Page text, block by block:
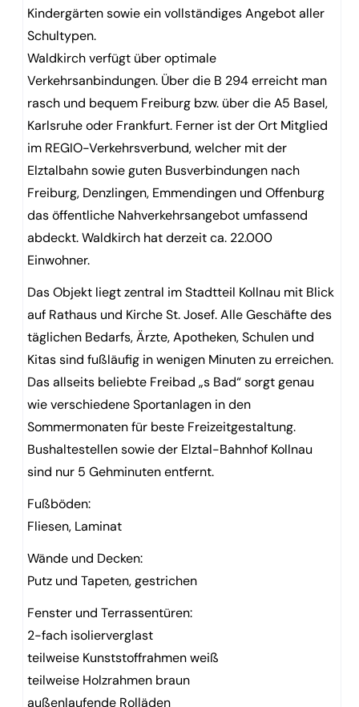
Kindergärten sowie ein vollständiges Angebot aller
Schultypen.
Waldkirch verfügt über optimale
Verkehrsanbindungen. Über die B 294 erreicht man
rasch und bequem Freiburg bzw. über die A5 Basel,
Karlsruhe oder Frankfurt. Ferner ist der Ort Mitglied
im REGIO-Verkehrsverbund, welcher mit der
Elztalbahn sowie guten Busverbindungen nach
Freiburg, Denzlingen, Emmendingen und Offenburg
das öffentliche Nahverkehrsangebot umfassend
abdeckt. Waldkirch hat derzeit ca. 22.000
Einwohner.
Das Objekt liegt zentral im Stadtteil Kollnau mit Blick
auf Rathaus und Kirche St. Josef. Alle Geschäfte des
täglichen Bedarfs, Ärzte, Apotheken, Schulen und
Kitas sind fußläufig in wenigen Minuten zu erreichen.
Das allseits beliebte Freibad „s Bad“ sorgt genau
wie verschiedene Sportanlagen in den
Sommermonaten für beste Freizeitgestaltung.
Bushaltestellen sowie der Elztal-Bahnhof Kollnau
sind nur 5 Gehminuten entfernt.
Fußböden:
Fliesen, Laminat
Wände und Decken:
Putz und Tapeten, gestrichen
Fenster und Terrassentüren:
2-fach isolierverglast
teilweise Kunststoffrahmen weiß
teilweise Holzrahmen braun
außenlaufende Rolläden